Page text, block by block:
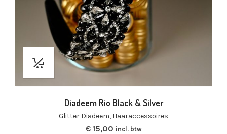
Diadeem Rio Black & Silver
Glitter Diadeem, Haaraccessoires
€15,00 incl. btw